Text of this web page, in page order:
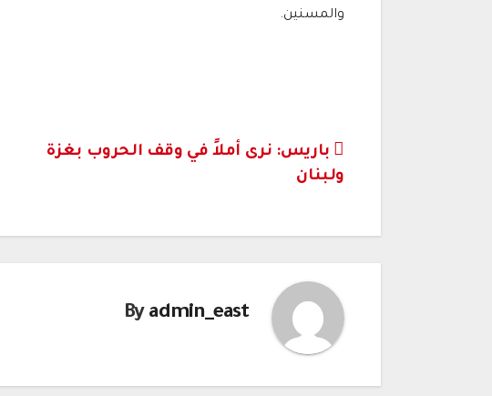
والمسنين.
تصفّح
باريس: نرى أملاً في وقف الحروب بغزة
ولبنان
By admin_east